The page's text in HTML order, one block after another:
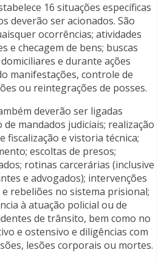
16 situações específicas
deverão ser acionados. São
ocorrências; atividades
e checagem de bens; buscas
e durante ações
manifestações, controle de
ou reintegrações de posses.
deverão ser ligadas
mandados judiciais; realização
fiscalização e vistoria técnica;
escoltas de presos;
rotinas carcerárias (inclusive
e advogados); intervenções
rebeliões no sistema prisional;
à atuação policial ou de
de trânsito, bem como no
e ostensivo e diligências com
lesões corporais ou mortes.